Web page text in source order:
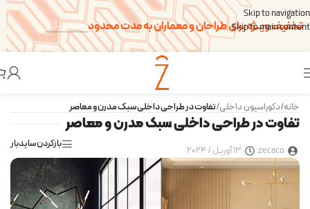
Skip to navigation
Skip to main content
تخفیف ویــژه برای طراحان و معماران به مدت محدودتخفیف بگیر!
تفاوت در طراحی داخلی سبک مدرن و معاصر
zecaco 13 آوریل / 2024 بازکردن سایدبار
خانه/دکوراسیون داخلی/تفاوت در طراحی داخلی سبک مدرن و معاصر